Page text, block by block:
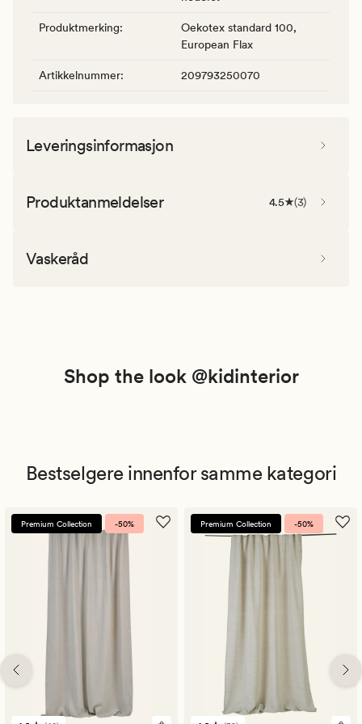
Produktmerking:
Oekotex standard 100,
European Flax
Artikkelnummer: 209793250070
Leveringsinformasjon
Produktanmeldelser 4.5 (3)
Vaskeråd
Shop the look @kidinterior
Bestselgere innenfor samme kategori
Premium Collection -50% Premium Collection -50%